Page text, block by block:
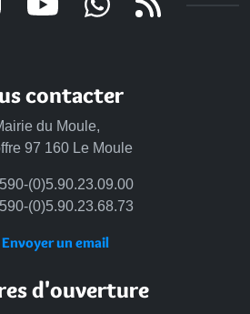
contacter
du Moule,
97 160 Le Moule
(0)5.90.23.09.00
(0)5.90.23.68.73
un email
d'ouverture